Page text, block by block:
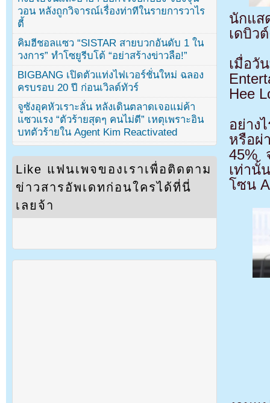
นักแส
เดบิว
เมื่อ
Hee
อย่าง
หรือผ่
45%
เท่านั้
โซน
วอน หลังถูกวิจารณ์เรื่องท่าทีในรายการวาไร
ตี้
คิมฮีชอลแซว “SISTAR สายบวกอันดับ 1 ใน
วงการ” ทำโซยูรีบโต้ “อย่าสร้างข่าวลือ!”
BIGBANG เปิดตัวแท่งไฟเวอร์ชั่นใหม่ ฉลอง
ครบรอบ 20 ปี ก่อนเวิลด์ทัวร์
จูซังอุคหัวเราะลั่น หลังเดินตลาดเจอแม่ค้า
แซวแรง “ตัวร้ายสุดๆ คนไม่ดี” เหตุเพราะอิน
บทตัวร้ายใน Agent Kim Reactivated
Like แฟนเพจของเราเพื่อติดตาม
ข่าวสารอัพเดทก่อนใครได้ที่นี่
เลยจ้า